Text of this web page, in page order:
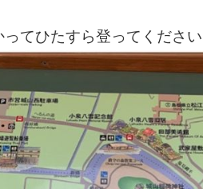
てひたすら登ってください